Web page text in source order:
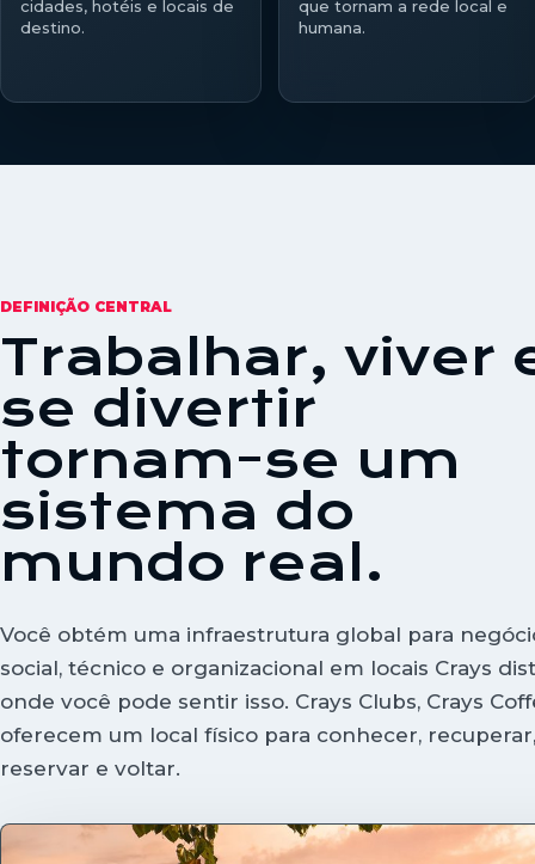
cidades, hotéis e locais de
destino.
que tornam a rede local e
humana.
DEFINIÇÃO CENTRAL
Trabalhar, viver
se divertir
tornam-se um
sistema do
mundo real.
Você obtém uma infraestrutura global para
social, técnico e organizacional em locais Crays
onde você pode sentir isso. Crays Clubs, Crays
oferecem um local físico para conhecer,
reservar e voltar.